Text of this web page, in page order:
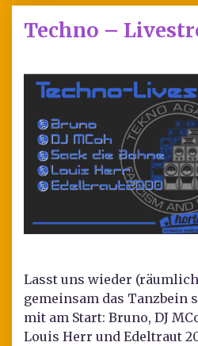
Techno –
Lasst uns wieder
gemeinsam das Tanzbein
mit am Start: Bruno, DJ
Louis Herr und Edeltraut